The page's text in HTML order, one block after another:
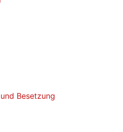
Besetzung